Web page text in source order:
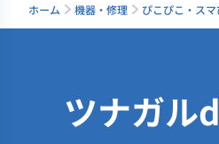
ホーム 機器・修理 ぴこぴこ・ス
ツナガル